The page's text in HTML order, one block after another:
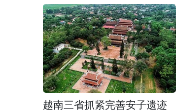
越南三省抓紧完善安子遗迹